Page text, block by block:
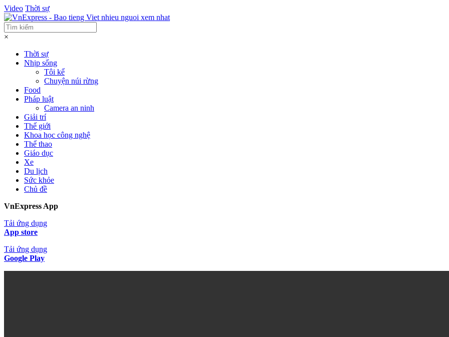
Video Thời sự
×
Thời sự
Nhịp sống
Tôi kể
Chuyện núi rừng
Food
Pháp luật
Camera an ninh
Giải trí
Thế giới
Khoa học công nghệ
Thể thao
Giáo dục
Xe
Du lịch
Sức khỏe
Chủ đề
VnExpress App
Tải ứng dụng
App store
Tải ứng dụng
Google Play